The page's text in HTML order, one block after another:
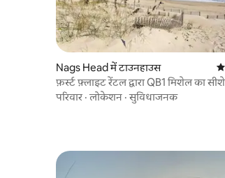
Nags Head में टाउनहाउस
फ़र्स्ट फ़्लाइट रेंटल द्वारा QB1 मिशेल का
परिवार ·लोकेशन ·सुविधाजनक